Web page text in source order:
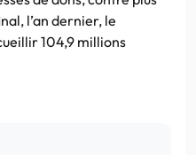
l’an dernier, le
104,9 millions